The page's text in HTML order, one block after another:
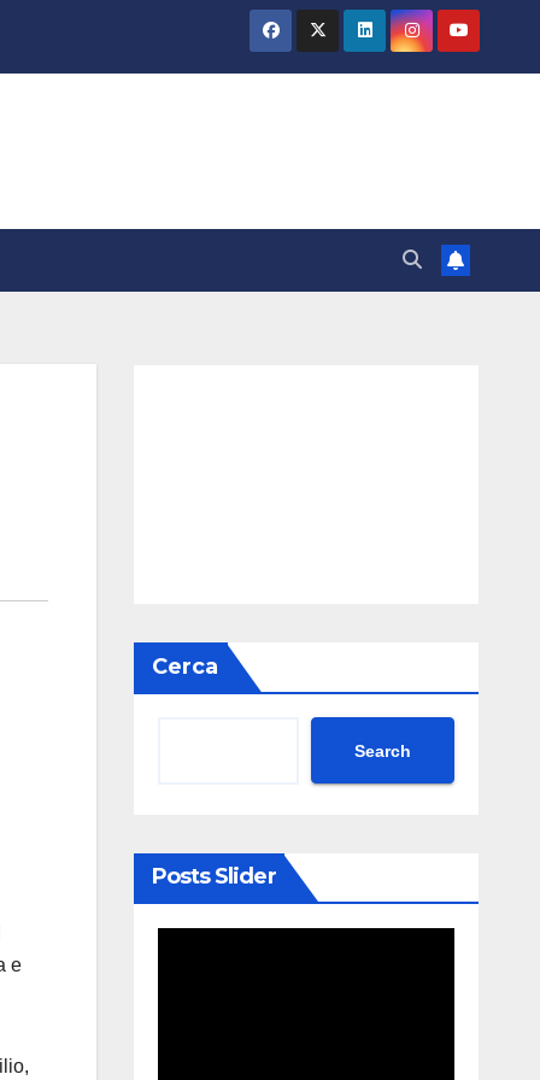
e
Cerca
Search
Posts Slider